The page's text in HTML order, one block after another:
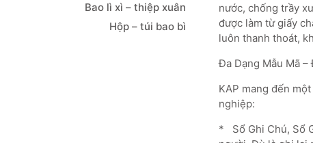
nước, chống trầy
được làm từ giấy
luôn thanh thoát,
Đa Dạng Mẫu Mã
KAP mang đến
nghiệp:
* Sổ Ghi Chú, Sổ
Bao lì xì – thiệp xuân
Hộp – túi bao bì